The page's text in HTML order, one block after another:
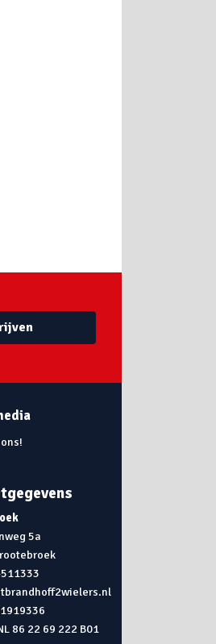
5a
86 22 69 222 B01